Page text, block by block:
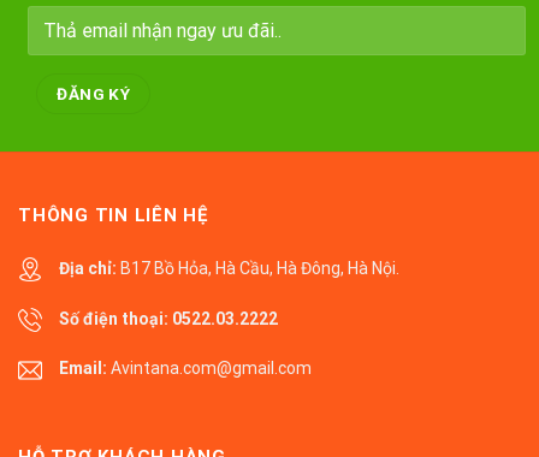
THÔNG TIN LIÊN HỆ
Địa chỉ: B17 Bồ Hỏa, Hà Cầu, Hà Đông, Hà Nội.
Số điện thoại: 0522.03.2222
Email: Avintana.com@gmail.com